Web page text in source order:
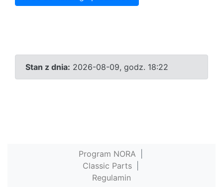
Stan z dnia: 2026-08-09, godz. 18:22
Program NORA
Classic Parts
Regulamin